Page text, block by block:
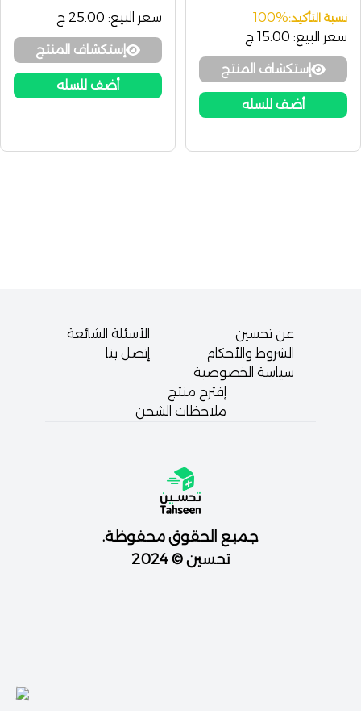
نسبة التأكيد:100%
سعر البيع: 15.00 ج
إستكشاف المنتج
أضف للسله
سعر البيع: 25.00 ج
إستكشاف المنتج
أضف للسله
عن تحسين
الشروط والأحكام
سياسة الخصوصية
الأسئلة الشائعة
إتصل بنا
إقترح منتج
ملاحظات الشحن
جميع الحقوق محفوظة.
تحسين © 2024